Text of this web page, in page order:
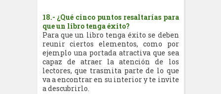
18.- ¿Qué cinco puntos resaltarías para
que un libro tenga éxito?
Para que un libro tenga éxito se deben
reunir ciertos elementos, como por
ejemplo una portada atractiva que sea
capaz de atraer la atención de los
lectores, que trasmita parte de lo que
va a encontrar en su interior y te invite
a descubrirlo.